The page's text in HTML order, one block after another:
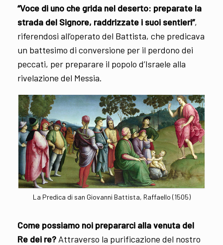
“Voce di uno che grida nel deserto: preparate la
strada del Signore, raddrizzate i suoi sentieri”,
riferendosi all’operato del Battista, che predicava
un battesimo di conversione per il perdono dei
peccati, per preparare il popolo d’Israele alla
rivelazione del Messia.
La Predica di san Giovanni Battista, Raffaello (1505)
Come possiamo noi prepararci alla venuta del
Re dei re? Attraverso la purificazione del nostro